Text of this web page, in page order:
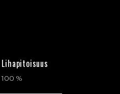
Lihapitoisuus
100 %